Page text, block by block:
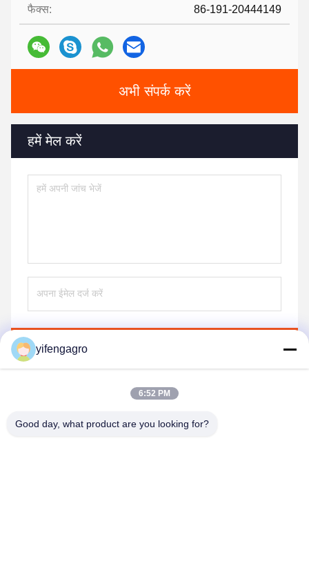
फैक्स: 86-191-20444149
अभी संपर्क करें
हमें मेल करें
yifengagro
6:52 PM
Good day, what product are you looking for?